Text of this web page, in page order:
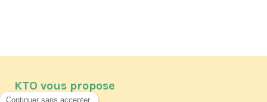
KTO vous propose